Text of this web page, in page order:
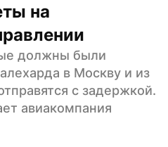
на
должны были
в Москву и из
с задержкой.
авиакомпания